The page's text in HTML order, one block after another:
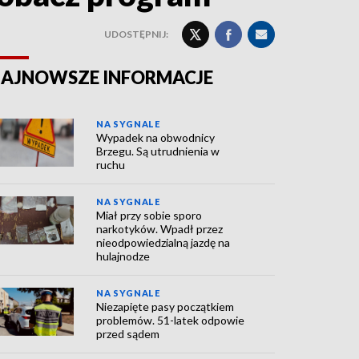
UDOSTĘPNIJ:
INFORMACJE
NA SYGNALE
Wypadek na obwodnicy
Brzegu. Są utrudnienia w
ruchu
NA SYGNALE
Miał przy sobie sporo
narkotyków. Wpadł przez
nieodpowiedzialną jazdę na
hulajnodze
NA SYGNALE
Niezapięte pasy początkiem
problemów. 51-latek odpowie
przed sądem